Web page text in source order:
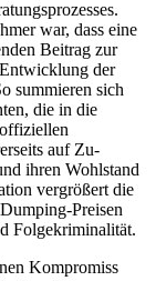
war, dass eine
Beitrag zur
der
summieren sich
die in die
auf Zu­
ihren Wohlstand
ver­größert die
Preisen
Folgekriminalität.
Kompromiss